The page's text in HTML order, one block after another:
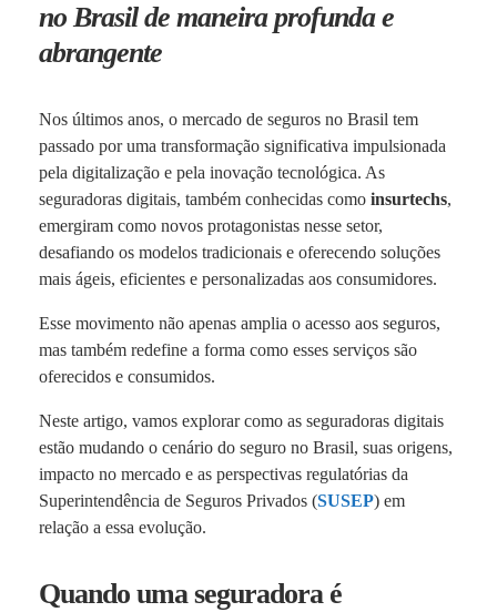
no Brasil de maneira profunda e
abrangente
Nos últimos anos, o mercado de seguros no Brasil tem
passado por uma transformação significativa impulsionada
pela digitalização e pela inovação tecnológica. As
seguradoras digitais, também conhecidas como insurtechs,
emergiram como novos protagonistas nesse setor,
desafiando os modelos tradicionais e oferecendo soluções
mais ágeis, eficientes e personalizadas aos consumidores.
Esse movimento não apenas amplia o acesso aos seguros,
mas também redefine a forma como esses serviços são
oferecidos e consumidos.
Neste artigo, vamos explorar como as seguradoras digitais
estão mudando o cenário do seguro no Brasil, suas origens,
impacto no mercado e as perspectivas regulatórias da
Superintendência de Seguros Privados (SUSEP) em
relação a essa evolução.
Quando uma seguradora é